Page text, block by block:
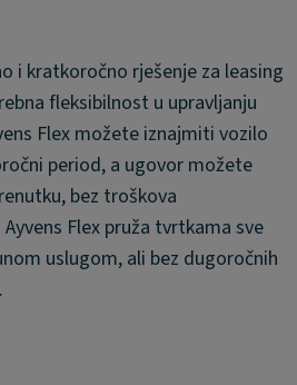
i kratkoročno rješenje za leasing
fleksibilnost u upravljanju
Flex možete iznajmiti vozilo
period, a ugovor možete
bez troškova
Flex pruža tvrtkama sve
uslugom, ali bez dugoročnih